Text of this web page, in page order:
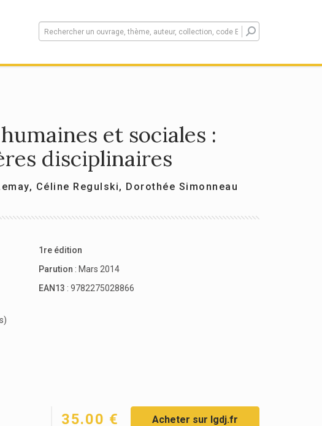
et sociales :
disciplinaires
, Céline Regulski, Dorothée Simonneau
1re édition
Parution : Mars 2014
EAN13 : 9782275028866
35.00 € Acheter sur lgdj.fr